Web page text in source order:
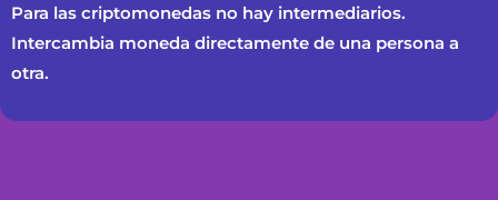
Para las criptomonedas no hay intermediarios.
Intercambia moneda directamente de una persona a
otra.